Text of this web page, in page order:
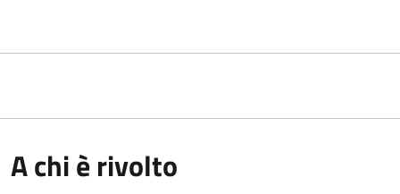
A chi è rivolto